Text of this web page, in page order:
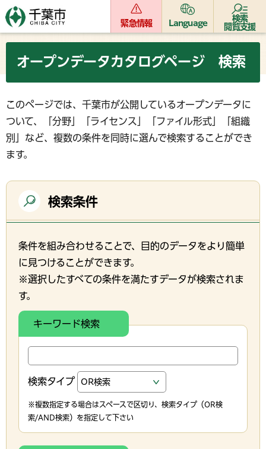
緊急情報 Language
検索
閲覧支援
オープンデータカタログページ 検索
このページでは、千葉市が公開しているオープンデータに
ついて、「分野」「ライセンス」「ファイル形式」「組織
別」など、複数の条件を同時に選んで検索することができ
ます。
検索条件
条件を組み合わせることで、目的のデータをより簡単
に見つけることができます。
※選択したすべての条件を満たすデータが検索されま
す。
キーワード検索
検索タイプ
※複数指定する場合はスペースで区切り、検索タイプ（OR検
索/AND検索）を指定して下さい